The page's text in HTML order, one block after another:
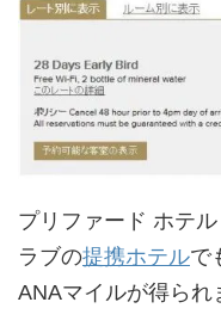
プリファード ホテ
ラブの提携ホテルで
ANAマイルが得られ